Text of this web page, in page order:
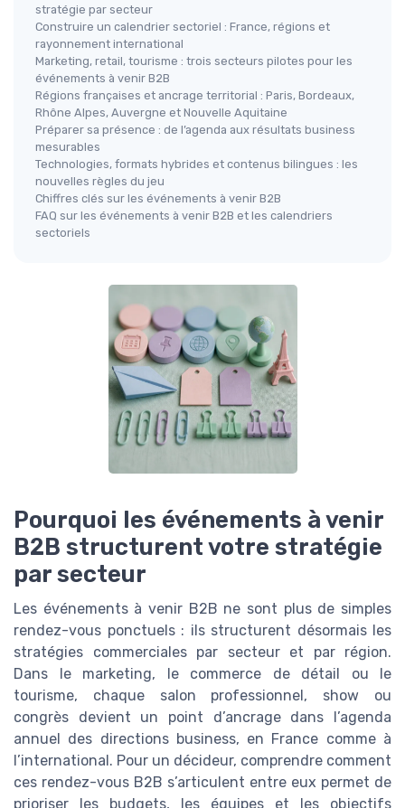
stratégie par secteur
Construire un calendrier sectoriel : France, régions et
rayonnement international
Marketing, retail, tourisme : trois secteurs pilotes pour les
événements à venir B2B
Régions françaises et ancrage territorial : Paris, Bordeaux,
Rhône Alpes, Auvergne et Nouvelle Aquitaine
Préparer sa présence : de l’agenda aux résultats business
mesurables
Technologies, formats hybrides et contenus bilingues : les
nouvelles règles du jeu
Chiffres clés sur les événements à venir B2B
FAQ sur les événements à venir B2B et les calendriers
sectoriels
Pourquoi les événements à venir
B2B structurent votre stratégie
par secteur
Les événements à venir B2B ne sont plus de simples
rendez-vous ponctuels : ils structurent désormais les
stratégies commerciales par secteur et par région.
Dans le marketing, le commerce de détail ou le
tourisme, chaque salon professionnel, show ou
congrès devient un point d’ancrage dans l’agenda
annuel des directions business, en France comme à
l’international. Pour un décideur, comprendre comment
ces rendez-vous B2B s’articulent entre eux permet de
prioriser les budgets, les équipes et les objectifs